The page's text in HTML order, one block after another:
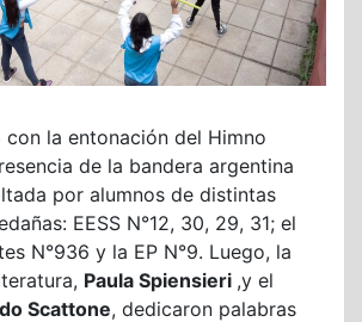
la entonación del Himno
de la bandera argentina
por alumnos de distintas
EESS N°12, 30, 29, 31; el
N°936 y la EP N°9. Luego, la
Paula Spiensieri ,y el
Scattone, dedicaron palabras